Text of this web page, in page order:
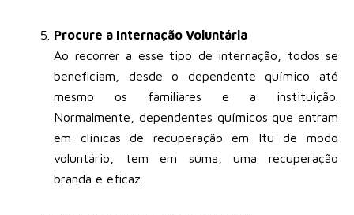
Procure a Internação Voluntária
Ao recorrer a esse tipo de internação, todos se
beneficiam, desde o dependente químico até
mesmo os familiares e a instituição.
Normalmente, dependentes químicos que entram
em clínicas de recuperação em Itu de modo
voluntário, tem em suma, uma recuperação
branda e eficaz.